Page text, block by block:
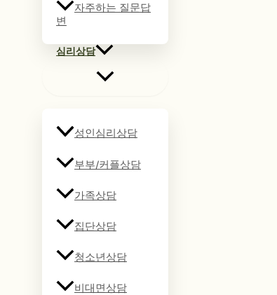
자주하는 질문답
변
심리상담
성인심리상담
부부/커플상담
가족상담
집단상담
청소년상담
비대면상담